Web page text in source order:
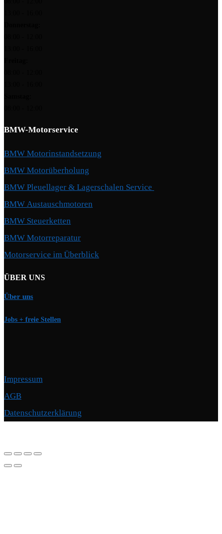
BMW-Motorservice
BMW Motorinstandsetzung
BMW Motorüberholung
BMW Pleuellager & Lagerschalen Service
BMW Austauschmotoren
BMW Steuerketten
BMW Motorreparatur
Motorservice im Überblick
ÜBER UNS
Über uns
Jobs + freie Stellen
Impressum
AGB
Datenschutzerklärung